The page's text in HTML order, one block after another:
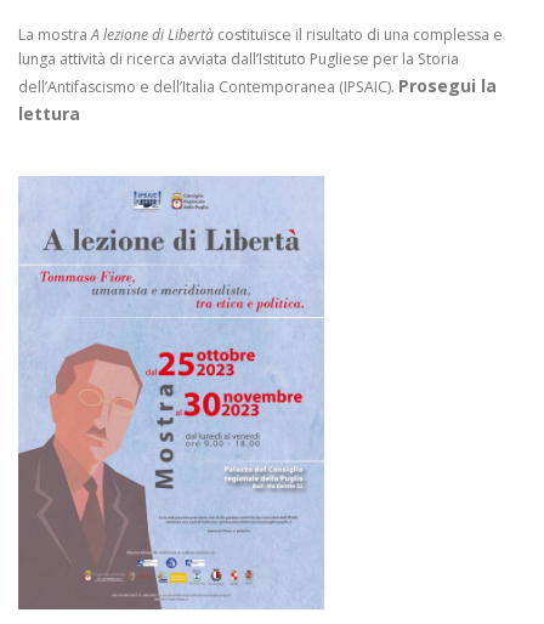
La mostraA lezione di Libertà costituisce il risultato di una complessa e
lunga attività di ricerca avviata dall’Istituto Pugliese per la Storia
dell’Antifascismo e dell’Italia Contemporanea (IPSAIC). Prosegui la
lettura